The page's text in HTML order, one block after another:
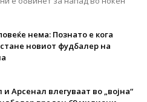
нема: Познато е кога
новиот фудбалер на
Арсенал влегуваат во „војна“